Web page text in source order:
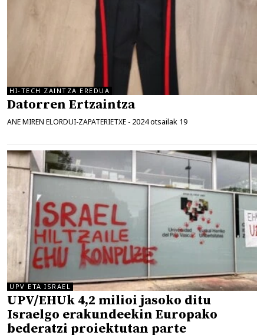
HI-TECH ZAINTZA EREDUA
Datorren Ertzaintza
ANE MIREN ELORDUI-ZAPATERIETXE - 2024 otsailak 19
UPV ETA ISRAEL
UPV/EHUk 4,2 milioi jasoko ditu
Israelgo erakundeekin Europako
bederatzi proiektutan parte